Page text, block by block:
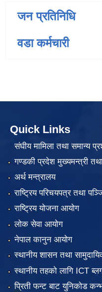
जन प्रतिनिधि
वडा कर्मचारी
Quick Links
संघीय मामिला तथा समान्य
गण्डकी प्रदेश मुख्यमन्त्री तथा
अर्थ मन्त्रालय
राष्ट्रिय परिचयपत्र तथा
राष्ट्रिय योजना आयोग
लोक सेवा आयोग
नेपाल कानुन आयोग
स्थानीय शासन तथा
स्थानीय तहको लागि ICT
प्रिती फन्ट बाट युनिकोड